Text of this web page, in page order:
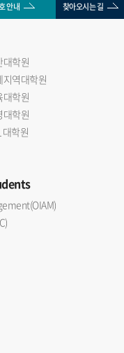
안내 찾아오시는 길
대학원
지역대학원
대학원
대학원
대학원